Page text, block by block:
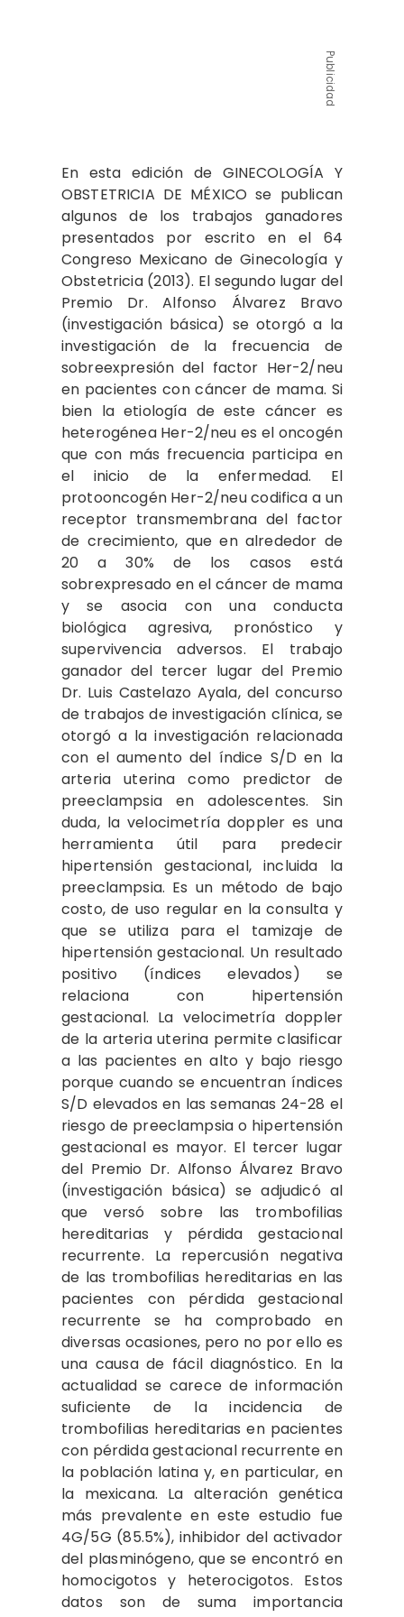
Publicidad
En esta edición de GINECOLOGÍA Y
OBSTETRICIA DE MÉXICO se publican
algunos de los trabajos ganadores
presentados por escrito en el 64
Congreso Mexicano de Ginecología y
Obstetricia (2013). El segundo lugar del
Premio Dr. Alfonso Álvarez Bravo
(investigación básica) se otorgó a la
investigación de la frecuencia de
sobreexpresión del factor Her-2/neu
en pacientes con cáncer de mama. Si
bien la etiología de este cáncer es
heterogénea Her-2/neu es el oncogén
que con más frecuencia participa en
el inicio de la enfermedad. El
protooncogén Her-2/neu codifica a un
receptor transmembrana del factor
de crecimiento, que en alrededor de
20 a 30% de los casos está
sobrexpresado en el cáncer de mama
y se asocia con una conducta
biológica agresiva, pronóstico y
supervivencia adversos. El trabajo
ganador del tercer lugar del Premio
Dr. Luis Castelazo Ayala, del concurso
de trabajos de investigación clínica, se
otorgó a la investigación relacionada
con el aumento del índice S/D en la
arteria uterina como predictor de
preeclampsia en adolescentes. Sin
duda, la velocimetría doppler es una
herramienta útil para predecir
hipertensión gestacional, incluida la
preeclampsia. Es un método de bajo
costo, de uso regular en la consulta y
que se utiliza para el tamizaje de
hipertensión gestacional. Un resultado
positivo (índices elevados) se
relaciona con hipertensión
gestacional. La velocimetría doppler
de la arteria uterina permite clasificar
a las pacientes en alto y bajo riesgo
porque cuando se encuentran índices
S/D elevados en las semanas 24-28 el
riesgo de preeclampsia o hipertensión
gestacional es mayor. El tercer lugar
del Premio Dr. Alfonso Álvarez Bravo
(investigación básica) se adjudicó al
que versó sobre las trombofilias
hereditarias y pérdida gestacional
recurrente. La repercusión negativa
de las trombofilias hereditarias en las
pacientes con pérdida gestacional
recurrente se ha comprobado en
diversas ocasiones, pero no por ello es
una causa de fácil diagnóstico. En la
actualidad se carece de información
suficiente de la incidencia de
trombofilias hereditarias en pacientes
con pérdida gestacional recurrente en
la población latina y, en particular, en
la mexicana. La alteración genética
más prevalente en este estudio fue
4G/5G (85.5%), inhibidor del activador
del plasminógeno, que se encontró en
homocigotos y heterocigotos. Estos
datos son de suma importancia